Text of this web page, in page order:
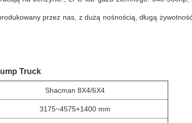
przez nas, z dużą nośnością, długą
Truck
Shacman 8X4/6X4
3175~4575+1400 mm